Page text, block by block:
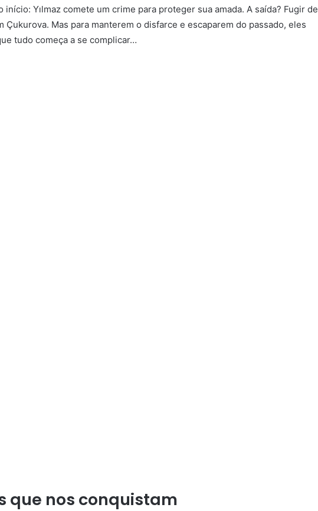
início: Yılmaz comete um crime para proteger sua amada. A saída? Fugir de
Çukurova. Mas para manterem o disfarce e escaparem do passado, eles
tudo começa a se complicar…
que nos conquistam